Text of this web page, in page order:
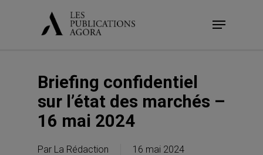
Menu
Briefing confidentiel
sur l’état des marchés –
16 mai 2024
Par La Rédaction 16 mai 2024